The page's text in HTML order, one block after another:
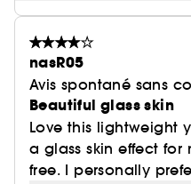
nasR05
Avis spontané sans
Beautiful glass skin
Love this lightweight
a glass skin effect for
free. I personally